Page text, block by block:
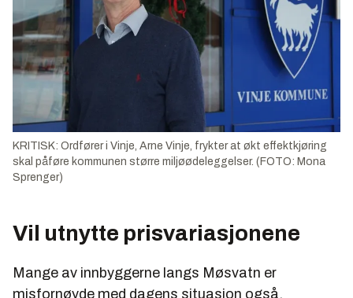
KRITISK: Ordfører i Vinje, Arne Vinje, frykter at økt effektkjøring
skal påføre kommunen større miljøødeleggelser. (FOTO: Mona
Sprenger)
Vil utnytte prisvariasjonene
Mange av innbyggerne langs Møsvatn er
misfornøyde med dagens situasjon også.